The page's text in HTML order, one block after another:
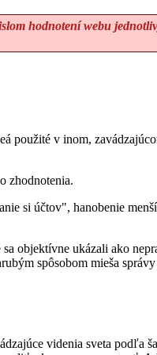
hodnotení webu
použité v inom,
zhodnotenia.
si účtov", hanobenie
objektívne ukázali ako
spôsobom mieša
videnia sveta podľa